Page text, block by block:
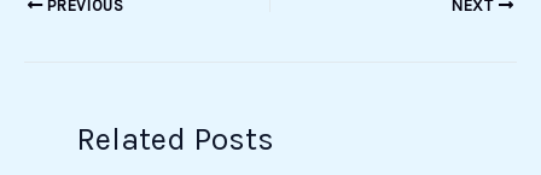
PREVIOUS NEXT
Related Posts